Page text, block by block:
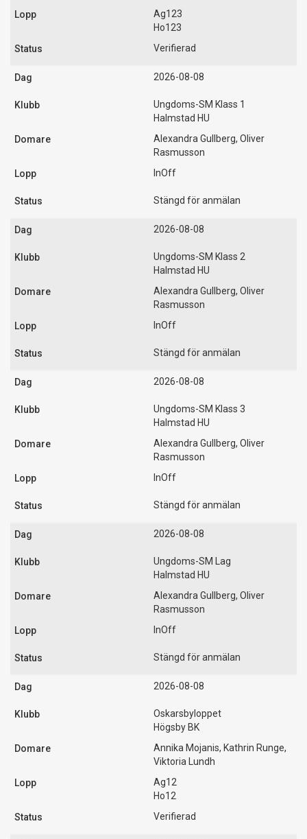
Ag123
Ho123
Verifierad
2026-08-08
Ungdoms-SM Klass 1
Halmstad HU
Alexandra Gullberg, Oliver
Rasmusson
InOff
Stängd för anmälan
2026-08-08
Ungdoms-SM Klass 2
Halmstad HU
Alexandra Gullberg, Oliver
Rasmusson
InOff
Stängd för anmälan
2026-08-08
Ungdoms-SM Klass 3
Halmstad HU
Alexandra Gullberg, Oliver
Rasmusson
InOff
Stängd för anmälan
2026-08-08
Ungdoms-SM Lag
Halmstad HU
Alexandra Gullberg, Oliver
Rasmusson
InOff
Stängd för anmälan
2026-08-08
Oskarsbyloppet
Högsby BK
Annika Mojanis, Kathrin Runge,
Viktoria Lundh
Ag12
Ho12
Verifierad